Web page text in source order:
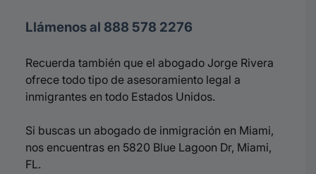
Llámenos al 888 578 2276
Recuerda también que el abogado Jorge Rivera
ofrece todo tipo de asesoramiento legal a
inmigrantes en todo Estados Unidos.
Si buscas un abogado de inmigración en Miami,
nos encuentras en 5820 Blue Lagoon Dr, Miami,
FL.